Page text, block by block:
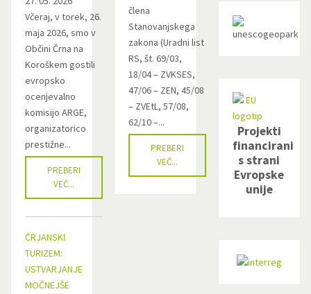
Včeraj, v torek, 26.
maja 2026, smo v
Občini Črna na
Koroškem gostili
evropsko
ocenjevalno
komisijo ARGE,
organizatorico
prestižne...
PREBERI
VEČ...
ČRJANSKI
TURIZEM:
USTVARJANJE
MOČNEJŠE
člena
Stanovanjskega
zakona (Uradni list
RS, št. 69/03,
18/04 – ZVKSES,
47/06 – ZEN, 45/08
– ZVEtL, 57/08,
62/10 –...
PREBERI
VEČ...
Projekti
financirani
s strani
Evropske
unije